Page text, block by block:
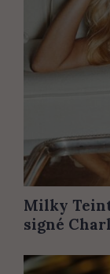
Milky
signé